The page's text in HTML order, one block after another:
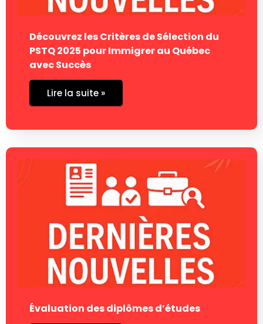
Découvrez les Critères de Sélection du
PSTQ 2025 pour Immigrer au Québec
avec Succès
Lire la suite »
Évaluation des diplômes d’études